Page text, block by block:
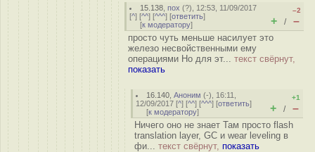
15.138 ,пох (?), 12:53, 11/09/2017
[^] [^^] [^^^] [ответить]
[к модератору]
–2
+ / –
просто чуть меньше насилует это
железо несвойственными ему
операциями Но для эт... текст свёрнут,
показать
16.140 ,Аноним (-), 16:11,
12/09/2017 [^] [^^] [^^^] [ответить]
[к модератору]
+1
+ / –
Ничего оно не знает Там просто flash
translation layer, GC и wear leveling в
фи... текст свёрнут, показать